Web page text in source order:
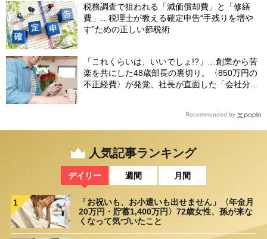
税務調査で狙われる「減価償却費」と「修繕
費」…税理士が教える確定申告“手残りを増や
す”ための正しい節税術
「これくらいは、いいでしょ!?」…創業から苦
楽を共にした48歳部長の裏切り。〈850万円の
不正経費〉が発覚、社長が直面した「会社分裂
Recommended by
人気記事ランキング
デイリー 週間 月間
1
「お祝いも、お小遣いも出せません」〈年金月
20万円・貯蓄1,400万円〉72歳女性、孫が来な
くなって気づいたこと